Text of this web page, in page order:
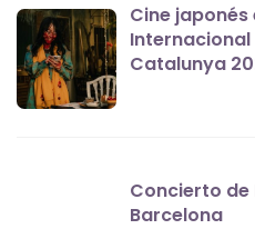
Cine japonés
Catalunya
Concierto de
Barcelona